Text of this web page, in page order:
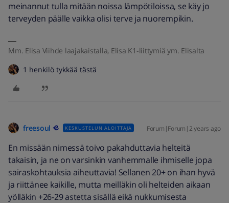
meinannut tulla mitään noissa lämpötiloissa, se käy jo
terveyden päälle vaikka olisi terve ja nuorempikin.
Mm. Elisa Viihde laajakaistalla, Elisa K1-liittymiä ym. Elisalta
1 henkilö tykkää tästä
freesoul KESKUSTELUN ALOITTAJA Forum|Forum|2 years ago
En missään nimessä toivo pakahduttavia helteitä
takaisin, ja ne on varsinkin vanhemmalle ihmiselle jopa
sairaskohtauksia aiheuttavia! Sellanen 20+ on ihan hyvä
ja riittänee kaikille, mutta meilläkin oli helteiden aikaan
yölläkin +26-29 astetta sisällä eikä nukkumisesta